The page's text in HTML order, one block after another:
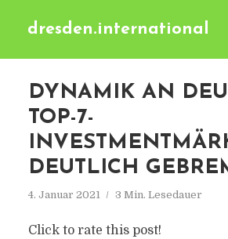
dresden.international
DYNAMIK AN
TOP-7-
DEUTLICH
4. Januar 2021 3 Min. Lesedauer
Click to rate this post!